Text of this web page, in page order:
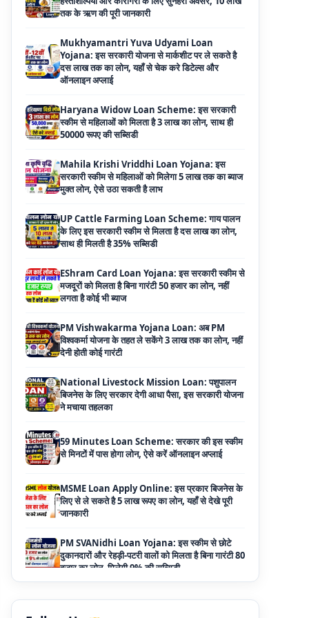
दस लाख तक का लोन, यहाँ से चेक करे डिटेल्स और
Haryana Widow Loan Scheme: इस सरकारी
स्कीम से महिलाओं को मिलता है 3 लाख का लोन, साथ ही
50000 रूपए की सब्सिडी
Mahila Krishi Vriddhi Loan Yojana: इस
सरकारी स्कीम से महिलाओं को मिलेगा 5 लाख तक का ब्याज
मुक्त लोन, ऐसे उठा सकती है लाभ
UP Cattle Farming Loan Scheme: गाय पालन
के लिए इस सरकारी स्कीम से मिलता है दस लाख का लोन,
साथ ही मिलती है 35% सब्सिडी
EShram Card Loan Yojana: इस सरकारी स्कीम से
मजदूरों को मिलता है बिना गारंटी 50 हजार का लोन, नहीं
लगता है कोई भी ब्याज
PM Vishwakarma Yojana Loan: अब PM
विश्वकर्मा योजना के तहत ले सकेंगे 3 लाख तक का लोन, नहीं
देनी होती कोई गारंटी
National Livestock Mission Loan: पशुपालन
बिजनेस के लिए सरकार देगी आधा पैसा, इस सरकारी योजना
ने मचाया तहलका
59 Minutes Loan Scheme: सरकार की इस स्कीम
से मिनटों में पास होगा लोन, ऐसे करें ऑनलाइन अप्लाई
MSME Loan Apply Online: इस प्रकार बिजनेस के
लिए से ले सकते है 5 लाख रूपए का लोन, यहाँ से देखे पूरी
जानकारी
PM SVANidhi Loan Yojana: इस स्कीम से छोटे
दुकानदारों और रेहड़ी-पटरी वालों को मिलता है बिना गारंटी 80
हजार का लोन, मिलेगी 9% की सब्सिडी
Haryana Self Help Group Loan 2026: स्वयं
सहायता समूह महिलाओं को मिल रहा है ₹10 लाख तक का
लोन, ऐसे करें आवेदन
Bakri Palan Loan Online Apply: अब बकरी